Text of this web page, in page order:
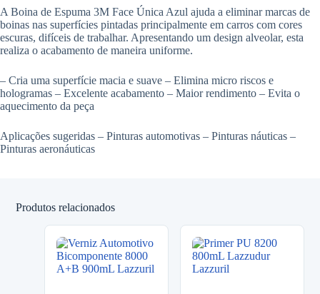
A Boina de Espuma 3M Face Única Azul ajuda a eliminar marcas de
boinas nas superfícies pintadas principalmente em carros com cores
escuras, difíceis de trabalhar. Apresentando um design alveolar, esta
realiza o acabamento de maneira uniforme.
– Cria uma superfície macia e suave – Elimina micro riscos e
hologramas – Excelente acabamento – Maior rendimento – Evita o
aquecimento da peça
Aplicações sugeridas – Pinturas automotivas – Pinturas náuticas –
Pinturas aeronáuticas
Produtos relacionados